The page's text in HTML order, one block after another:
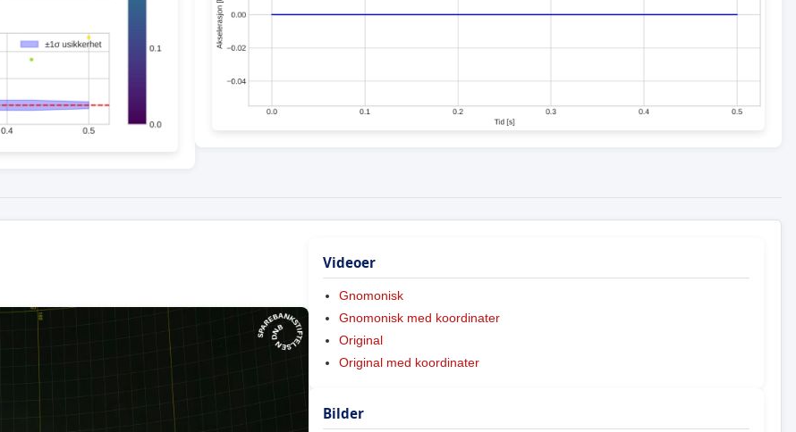
Videoer
Gnomonisk
Gnomonisk med koordinater
Original
Original med koordinater
Bilder